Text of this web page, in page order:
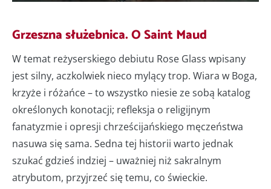
Grzeszna służebnica. O Saint Maud
W temat reżyserskiego debiutu Rose Glass wpisany
jest silny, aczkolwiek nieco mylący trop. Wiara w Boga,
krzyże i różańce – to wszystko niesie ze sobą katalog
określonych konotacji; refleksja o religijnym
fanatyzmie i opresji chrześcijańskiego męczeństwa
nasuwa się sama. Sedna tej historii warto jednak
szukać gdzieś indziej – uważniej niż sakralnym
atrybutom, przyjrzeć się temu, co świeckie.